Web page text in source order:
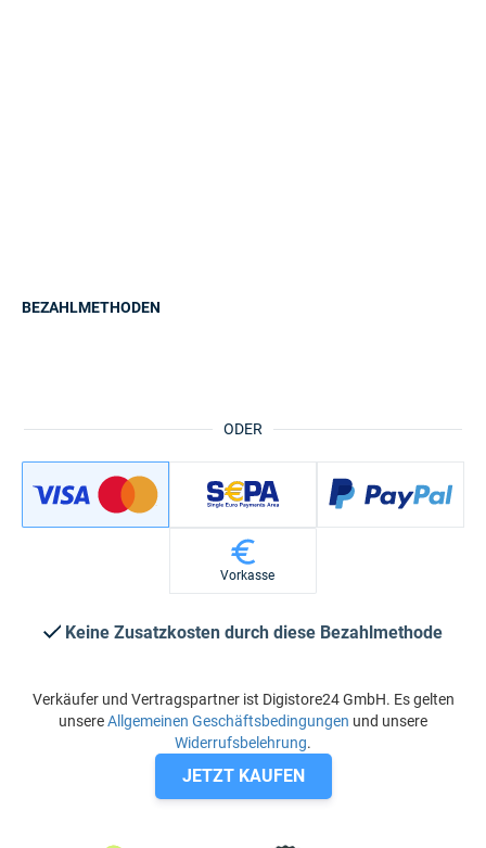
ODER
BEZAHLMETHODEN
Vorkasse
Keine Zusatzkosten durch diese Bezahlmethode
Verkäufer und Vertragspartner ist Digistore24 GmbH. Es gelten
unsereAllgemeinen Geschäftsbedingungen und unsere
Widerrufsbelehrung.
JETZT KAUFEN